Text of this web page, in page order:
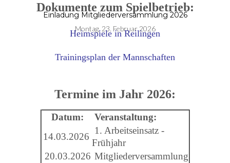
Einladung Mitgliederversammlung 2026
Montag, 23. Februar 2026
Dokumente zum Spielbetrieb:
Heimspiele in Reilingen
Trainingsplan der Mannschaften
Termine im Jahr 2026:
Datum:
Veranstaltung:
14.03.2026
1. Arbeitseinsatz -
Frühjahr
20.03.2026 Mitgliederversammlung